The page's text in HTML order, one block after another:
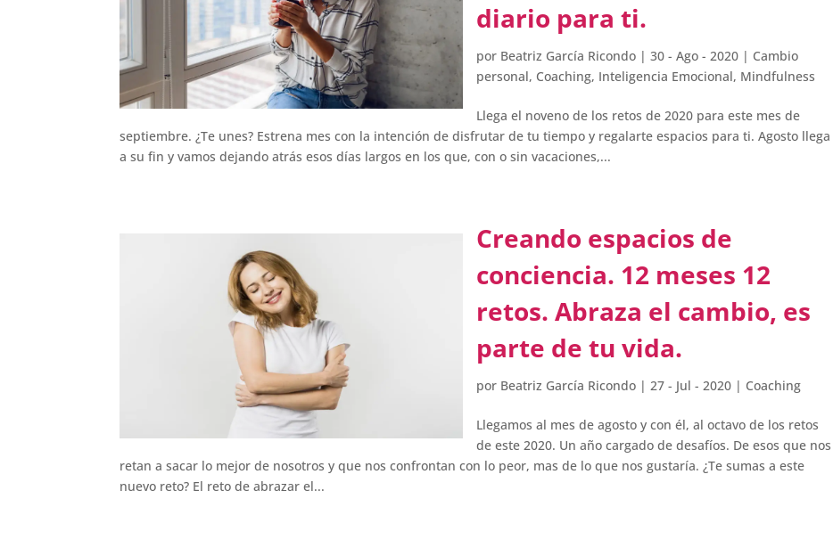
diario para ti.
por Beatriz García Ricondo |30 - Ago - 2020 | Cambio
personal, Coaching, Inteligencia Emocional, Mindfulness
Llega el noveno de los retos de 2020 para este mes de
septiembre. ¿Te unes? Estrena mes con la intención de disfrutar de tu tiempo y regalarte espacios para ti. Agosto llega
a su fin y vamos dejando atrás esos días largos en los que, con o sin vacaciones,...
Creando espacios de
conciencia. 12 meses 12
retos. Abraza el cambio, es
parte de tu vida.
por Beatriz García Ricondo |27 - Jul - 2020 | Coaching
Llegamos al mes de agosto y con él, al octavo de los retos
de este 2020. Un año cargado de desafíos. De esos que nos
retan a sacar lo mejor de nosotros y que nos confrontan con lo peor, mas de lo que nos gustaría. ¿Te sumas a este
nuevo reto? El reto de abrazar el...